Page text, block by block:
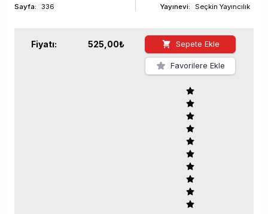
Sayfa: 336
Yayınevi:
Seçkin Yayıncılık
Fiyatı: 525,00₺ Sepete Ekle
Favorilere Ekle